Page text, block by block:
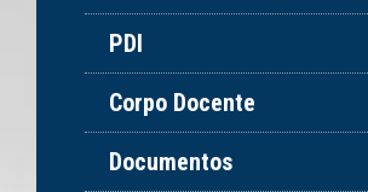
PDI
Corpo Docente
Documentos